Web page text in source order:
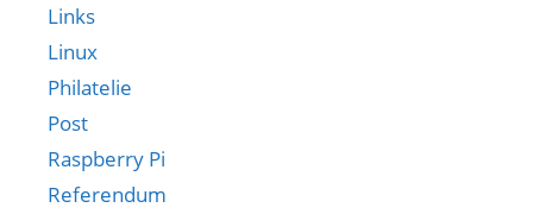
Links
Linux
Philatelie
Post
Raspberry Pi
Referendum